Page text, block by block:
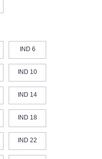
IND 6
IND 10
IND 14
IND 18
IND 22